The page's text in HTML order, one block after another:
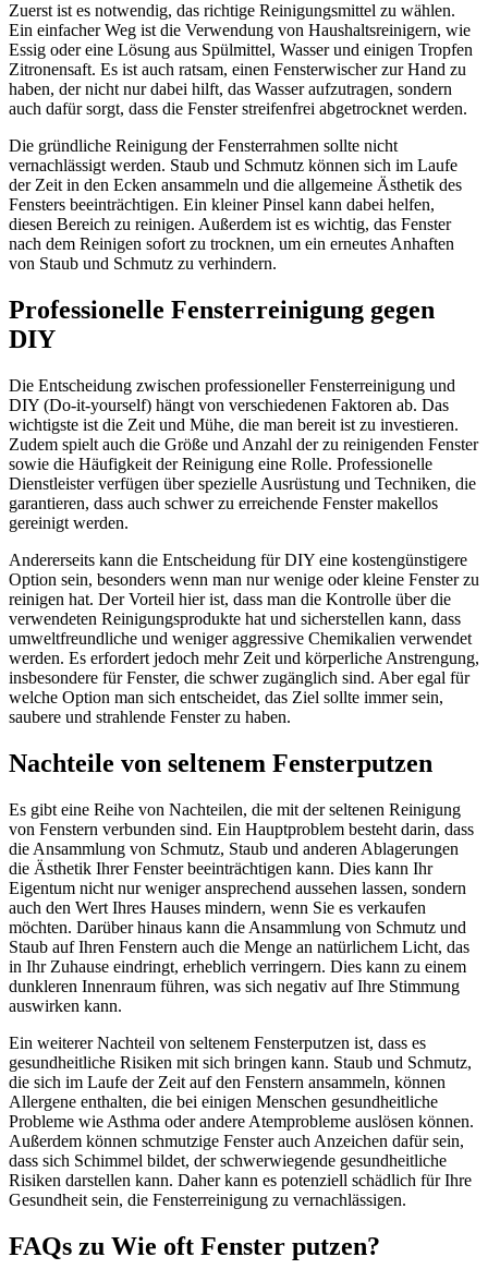
Zuerst ist es notwendig, das richtige Reinigungsmittel zu wählen.
Ein einfacher Weg ist die Verwendung von Haushaltsreinigern, wie
Essig oder eine Lösung aus Spülmittel, Wasser und einigen Tropfen
Zitronensaft. Es ist auch ratsam, einen Fensterwischer zur Hand zu
haben, der nicht nur dabei hilft, das Wasser aufzutragen, sondern
auch dafür sorgt, dass die Fenster streifenfrei abgetrocknet werden.
Die gründliche Reinigung der Fensterrahmen sollte nicht
vernachlässigt werden. Staub und Schmutz können sich im Laufe
der Zeit in den Ecken ansammeln und die allgemeine Ästhetik des
Fensters beeinträchtigen. Ein kleiner Pinsel kann dabei helfen,
diesen Bereich zu reinigen. Außerdem ist es wichtig, das Fenster
nach dem Reinigen sofort zu trocknen, um ein erneutes Anhaften
von Staub und Schmutz zu verhindern.
Professionelle Fensterreinigung gegen
DIY
Die Entscheidung zwischen professioneller Fensterreinigung und
DIY (Do-it-yourself) hängt von verschiedenen Faktoren ab. Das
wichtigste ist die Zeit und Mühe, die man bereit ist zu investieren.
Zudem spielt auch die Größe und Anzahl der zu reinigenden Fenster
sowie die Häufigkeit der Reinigung eine Rolle. Professionelle
Dienstleister verfügen über spezielle Ausrüstung und Techniken, die
garantieren, dass auch schwer zu erreichende Fenster makellos
gereinigt werden.
Andererseits kann die Entscheidung für DIY eine kostengünstigere
Option sein, besonders wenn man nur wenige oder kleine Fenster zu
reinigen hat. Der Vorteil hier ist, dass man die Kontrolle über die
verwendeten Reinigungsprodukte hat und sicherstellen kann, dass
umweltfreundliche und weniger aggressive Chemikalien verwendet
werden. Es erfordert jedoch mehr Zeit und körperliche Anstrengung,
insbesondere für Fenster, die schwer zugänglich sind. Aber egal für
welche Option man sich entscheidet, das Ziel sollte immer sein,
saubere und strahlende Fenster zu haben.
Nachteile von seltenem Fensterputzen
Es gibt eine Reihe von Nachteilen, die mit der seltenen Reinigung
von Fenstern verbunden sind. Ein Hauptproblem besteht darin, dass
die Ansammlung von Schmutz, Staub und anderen Ablagerungen
die Ästhetik Ihrer Fenster beeinträchtigen kann. Dies kann Ihr
Eigentum nicht nur weniger ansprechend aussehen lassen, sondern
auch den Wert Ihres Hauses mindern, wenn Sie es verkaufen
möchten. Darüber hinaus kann die Ansammlung von Schmutz und
Staub auf Ihren Fenstern auch die Menge an natürlichem Licht, das
in Ihr Zuhause eindringt, erheblich verringern. Dies kann zu einem
dunkleren Innenraum führen, was sich negativ auf Ihre Stimmung
auswirken kann.
Ein weiterer Nachteil von seltenem Fensterputzen ist, dass es
gesundheitliche Risiken mit sich bringen kann. Staub und Schmutz,
die sich im Laufe der Zeit auf den Fenstern ansammeln, können
Allergene enthalten, die bei einigen Menschen gesundheitliche
Probleme wie Asthma oder andere Atemprobleme auslösen können.
Außerdem können schmutzige Fenster auch Anzeichen dafür sein,
dass sich Schimmel bildet, der schwerwiegende gesundheitliche
Risiken darstellen kann. Daher kann es potenziell schädlich für Ihre
Gesundheit sein, die Fensterreinigung zu vernachlässigen.
FAQs zu Wie oft Fenster putzen?